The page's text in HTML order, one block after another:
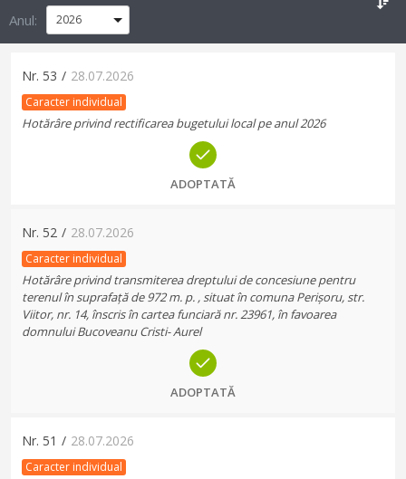
Anul:
Nr. 53 / 28.07.2026
Caracter individual
Hotărâre privind rectificarea bugetului local pe anul 2026
ADOPTATĂ
Nr. 52 / 28.07.2026
Caracter individual
Hotărâre privind transmiterea dreptului de concesiune pentru
terenul în suprafață de 972 m. p. , situat în comuna Perișoru, str.
Viitor, nr. 14, înscris în cartea funciară nr. 23961, în favoarea
domnului Bucoveanu Cristi- Aurel
ADOPTATĂ
Nr. 51 / 28.07.2026
Caracter individual